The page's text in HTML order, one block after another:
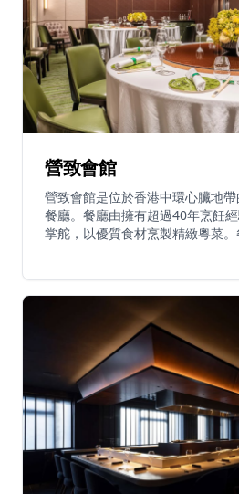
營致會館
營致會館是位於香港中環心臟地
餐廳。餐廳由擁有超過40年烹飪
掌舵，以優質食材烹製精緻粵菜
18:00-23:00，在優雅的環境中提